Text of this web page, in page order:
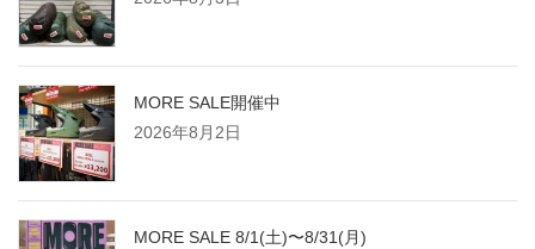
MORE SALE開催中
2026年8月2日
MORE SALE 8/1(土)〜8/31(月)